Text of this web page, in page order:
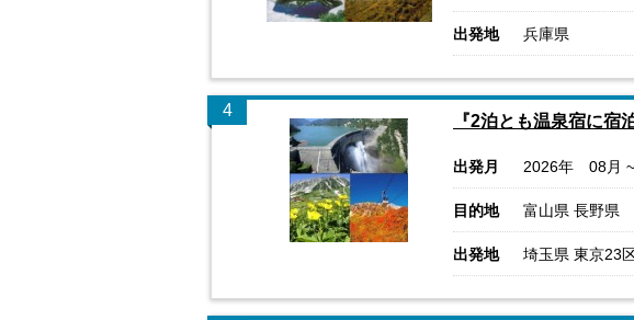
出発地 兵庫県
4
『2泊とも温泉宿に
出発月 2026年 08月
目的地 富山県 長野県
出発地 埼玉県 東京23